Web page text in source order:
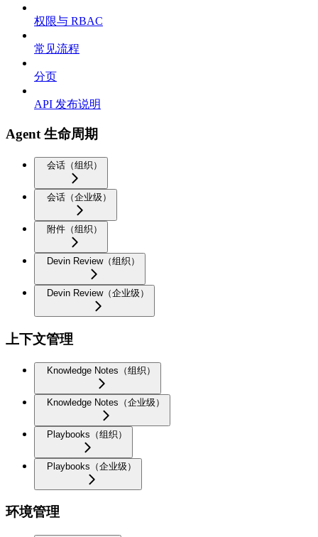
权限与 RBAC
常见流程
分页
API 发布说明
Agent 生命周期
会话（组织）
会话（企业级）
附件（组织）
Devin Review（组织）
Devin Review（企业级）
上下文管理
Knowledge Notes（组织）
Knowledge Notes（企业级）
Playbooks（组织）
Playbooks（企业级）
环境管理